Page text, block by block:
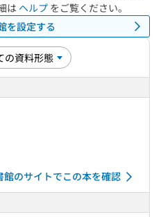
は ヘルプ をご覧ください。
を設定する
館のサイトでこの本を確認